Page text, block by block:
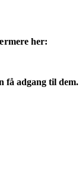
her:
få adgang til dem.